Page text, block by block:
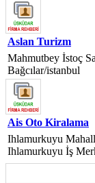
Aslan Turizm
Mahmutbey İstoç
Bağcılar/istanbul
Ais Oto Kiralama
Ihlamurkuyu
Ihlamurkuyu İş